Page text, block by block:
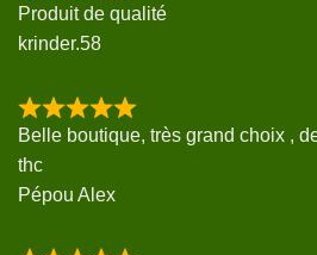
Produit de qualité
krinder.58
Belle boutique, très grand choix ,
thc
Pépou Alex